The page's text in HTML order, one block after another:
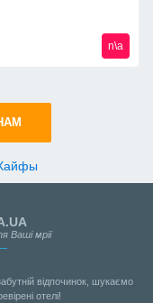
n\a
Ваші мрії
відпочинок, шукаємо
отелі!